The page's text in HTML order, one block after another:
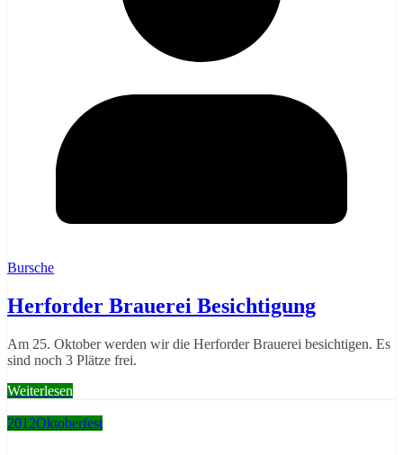
Bursche
Herforder Brauerei Besichtigung
Am 25. Oktober werden wir die Herforder Brauerei besichtigen. Es
sind noch 3 Plätze frei.
Weiterlesen
2012Oktoberfest